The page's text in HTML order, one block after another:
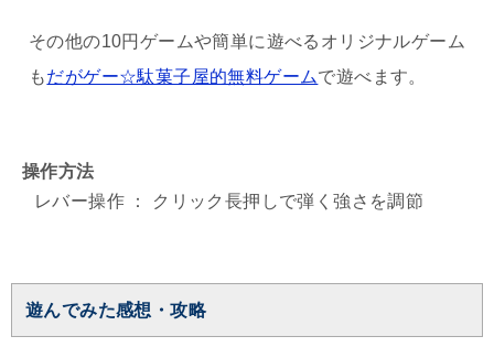
その他の10円ゲームや簡単に遊べるオリジナルゲーム
もだがゲー☆駄菓子屋的無料ゲームで遊べます。
操作方法
レバー操作 ： クリック長押しで弾く強さを調節
遊んでみた感想・攻略